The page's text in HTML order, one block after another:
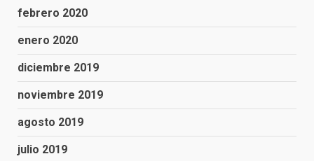
febrero 2020
enero 2020
diciembre 2019
noviembre 2019
agosto 2019
julio 2019